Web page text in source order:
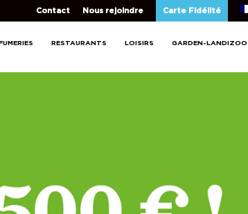
Contact Nous rejoindre Carte Fidélité
RESTAURANTS LOISIRS GARDEN-LANDIZOO